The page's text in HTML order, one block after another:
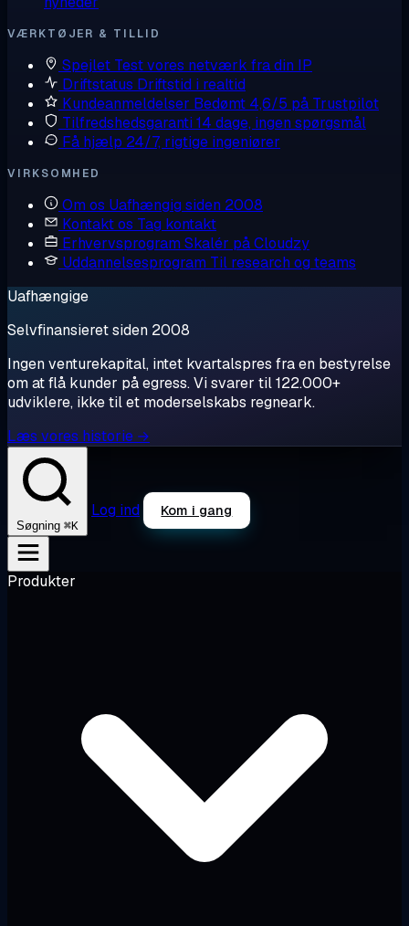
VÆRKTØJER & TILLID
Spejlet Test vores netværk fra din IP
Driftstatus Driftstid i realtid
Kundeanmeldelser Bedømt 4,6/5 på Trustpilot
Tilfredshedsgaranti 14 dage, ingen spørgsmål
Få hjælp 24/7, rigtige ingeniører
VIRKSOMHED
Om os Uafhængig siden 2008
Kontakt os Tag kontakt
Erhvervsprogram Skalér på Cloudzy
Uddannelsesprogram Til research og teams
Uafhængige
Selvfinansieret siden 2008
Ingen venturekapital, intet kvartalspres fra en bestyrelse
om at flå kunder på egress. Vi svarer til 122.000+
udviklere, ikke til et moderselskabs regneark.
Læs vores historie →
Søgning ⌘K
Log ind Kom i gang
Produkter